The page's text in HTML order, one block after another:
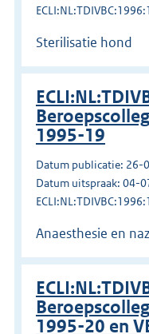
Sterilisatie hond
1995-19
Datum publicatie: 26-
Datum uitspraak: 04-
Anaesthesie en
1995-20 en